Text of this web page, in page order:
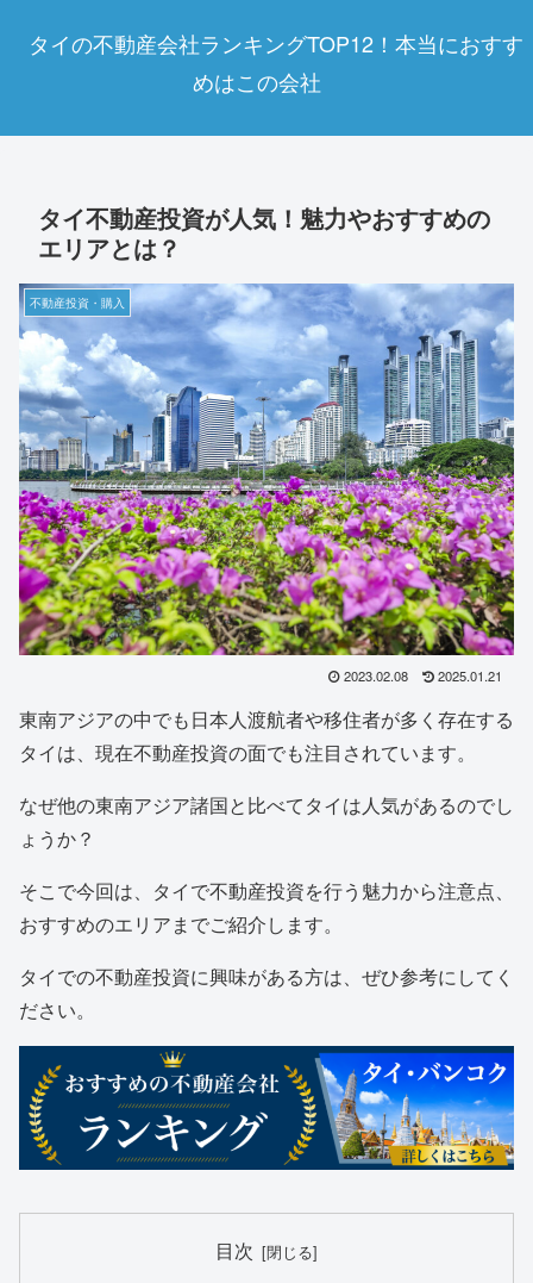
タイの不動産会社ランキングTOP12！本当におすす
めはこの会社
タイ不動産投資が人気！魅力やおすすめの
エリアとは？
不動産投資・購入
2023.02.08 2025.01.21
東南アジアの中でも日本人渡航者や移住者が多く存在する
タイは、現在不動産投資の面でも注目されています。
なぜ他の東南アジア諸国と比べてタイは人気があるのでし
ょうか？
そこで今回は、タイで不動産投資を行う魅力から注意点、
おすすめのエリアまでご紹介します。
タイでの不動産投資に興味がある方は、ぜひ参考にしてく
ださい。
目次